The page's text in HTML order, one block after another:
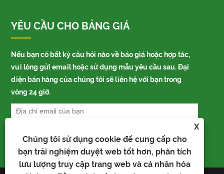
X
Chúng tôi sử dụng cookie để cung cấp cho
bạn trải nghiệm duyệt web tốt hơn, phân tích
lưu lượng truy cập trang web và cá nhân hóa
YÊU CẦU CHO BẢNG GIÁ
Nếu bạn có bất kỳ câu hỏi nào về báo giá hoặc hợp tác,
vui lòng gửi email hoặc sử dụng mẫu yêu cầu sau. Đại
diện bán hàng của chúng tôi sẽ liên hệ với bạn trong
vòng 24 giờ.